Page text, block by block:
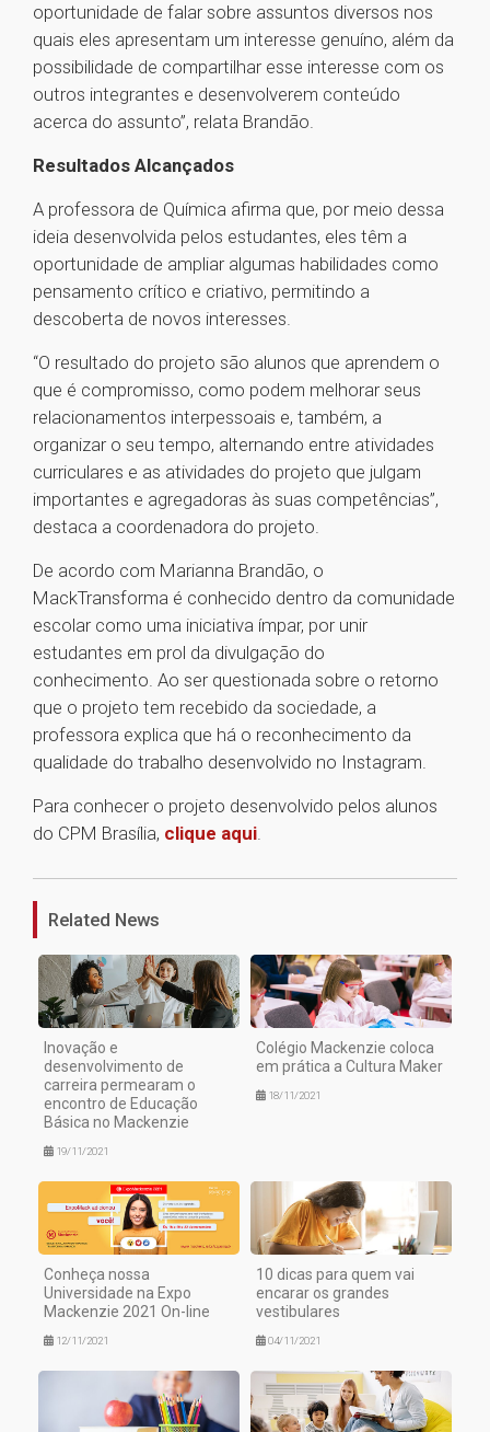
oportunidade de falar sobre assuntos diversos nos
quais eles apresentam um interesse genuíno, além da
possibilidade de compartilhar esse interesse com os
outros integrantes e desenvolverem conteúdo
acerca do assunto”, relata Brandão.
Resultados Alcançados
A professora de Química afirma que, por meio dessa
ideia desenvolvida pelos estudantes, eles têm a
oportunidade de ampliar algumas habilidades como
pensamento crítico e criativo, permitindo a
descoberta de novos interesses.
“O resultado do projeto são alunos que aprendem o
que é compromisso, como podem melhorar seus
relacionamentos interpessoais e, também, a
organizar o seu tempo, alternando entre atividades
curriculares e as atividades do projeto que julgam
importantes e agregadoras às suas competências”,
destaca a coordenadora do projeto.
De acordo com Marianna Brandão, o
MackTransforma é conhecido dentro da comunidade
escolar como uma iniciativa ímpar, por unir
estudantes em prol da divulgação do
conhecimento. Ao ser questionada sobre o retorno
que o projeto tem recebido da sociedade, a
professora explica que há o reconhecimento da
qualidade do trabalho desenvolvido no Instagram.
Para conhecer o projeto desenvolvido pelos alunos
do CPM Brasília, clique aqui.
1
Related News
Inovação e
desenvolvimento de
carreira permearam o
encontro de Educação
Básica no Mackenzie
19/11/2021
Colégio Mackenzie coloca
em prática a Cultura Maker
18/11/2021
Conheça nossa
Universidade na Expo
Mackenzie 2021 On-line
12/11/2021
10 dicas para quem vai
encarar os grandes
vestibulares
04/11/2021